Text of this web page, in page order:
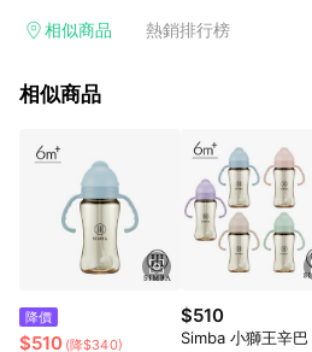
交易後，想下第二張訂單，請重新從LINE
隸屬於蝦皮商城，點數回饋請依照「蝦皮
主。 7. 點數回饋將依照蝦皮提供扣除折價
終金額進行計算。 8. 同一商品品項(即便
入同一筆返點上限進行計算 9. 用戶需於
自動跳轉 APP，請在 APP交易）。 10.
式，將拆分成不同筆訂單編號發送通知。
可能會有攤提折抵導致訂單金額些微落差
購跳轉紀錄與蝦皮的會員ID進行綁定，若
媒體來源導入蝦皮官網，則七天內於該蝦
會被蝦皮認列為該LINE用戶導購跳轉時所
相似商品 熱銷排行榜
相似商品
降價
$510 (降$340)
$510
Simba 小獅王辛